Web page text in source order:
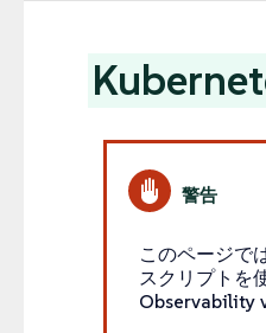
このページで
スクリプトを
Observability